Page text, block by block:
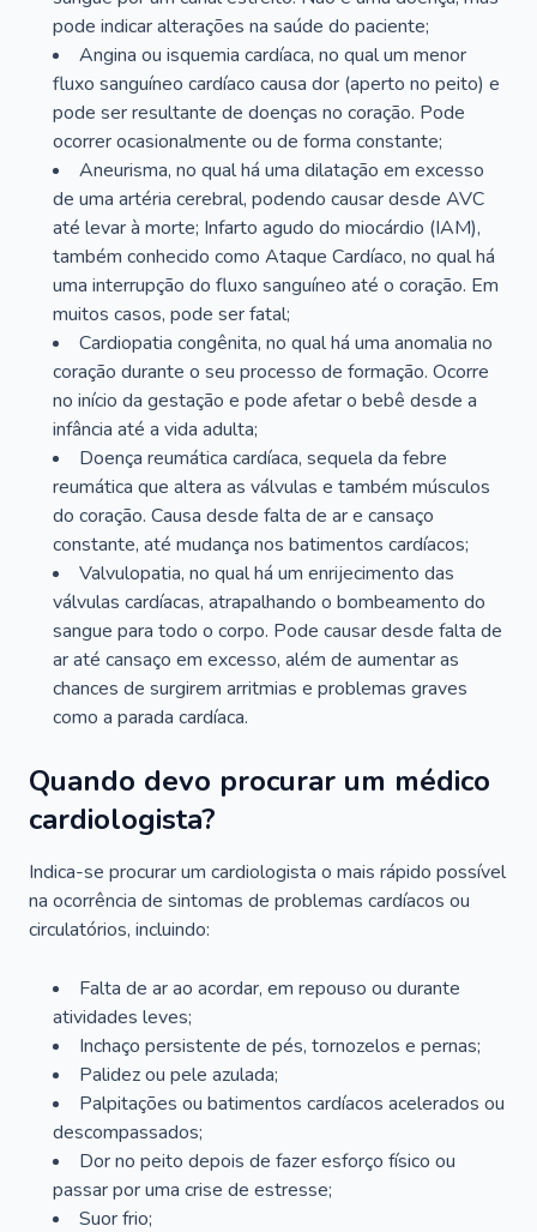
pode indicar alterações na saúde do paciente;
Angina ou isquemia cardíaca, no qual um menor
fluxo sanguíneo cardíaco causa dor (aperto no peito) e
pode ser resultante de doenças no coração. Pode
ocorrer ocasionalmente ou de forma constante;
Aneurisma, no qual há uma dilatação em excesso
de uma artéria cerebral, podendo causar desde AVC
até levar à morte; Infarto agudo do miocárdio (IAM),
também conhecido como Ataque Cardíaco, no qual há
uma interrupção do fluxo sanguíneo até o coração. Em
muitos casos, pode ser fatal;
Cardiopatia congênita, no qual há uma anomalia no
coração durante o seu processo de formação. Ocorre
no início da gestação e pode afetar o bebê desde a
infância até a vida adulta;
Doença reumática cardíaca, sequela da febre
reumática que altera as válvulas e também músculos
do coração. Causa desde falta de ar e cansaço
constante, até mudança nos batimentos cardíacos;
Valvulopatia, no qual há um enrijecimento das
válvulas cardíacas, atrapalhando o bombeamento do
sangue para todo o corpo. Pode causar desde falta de
ar até cansaço em excesso, além de aumentar as
chances de surgirem arritmias e problemas graves
como a parada cardíaca.
Quando devo procurar um médico
cardiologista?
Indica-se procurar um cardiologista o mais rápido possível
na ocorrência de sintomas de problemas cardíacos ou
circulatórios, incluindo:
Falta de ar ao acordar, em repouso ou durante
atividades leves;
Inchaço persistente de pés, tornozelos e pernas;
Palidez ou pele azulada;
Palpitações ou batimentos cardíacos acelerados ou
descompassados;
Dor no peito depois de fazer esforço físico ou
passar por uma crise de estresse;
Suor frio;